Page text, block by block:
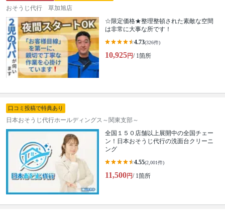
おそうじ代行 草加旭店
☆限定価格★整理整頓された素敵な空間
は非常に大事な所です！
4.73(326件)
10,925円/ 1箇所
口コミ投稿で特典あり
日本おそうじ代行ホールディングス～関東支部～
全国１５０店舗以上展開中の全国チェー
ン！日本おそうじ代行の洗面台クリーニ
ング
4.55(2,001件)
11,500円/ 1箇所